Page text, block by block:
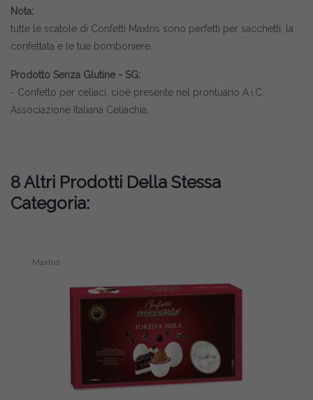
Nota:
tutte le scatole di Confetti Maxtris sono perfetti per sacchetti, la
confettata e le tue bomboniere.
Prodotto Senza Glutine - SG:
- Confetto per celiaci, cioè presente nel prontuario A.i.C.,
Associazione Italiana Celiachia.
8 Altri Prodotti Della Stessa
Categoria:
Maxtris